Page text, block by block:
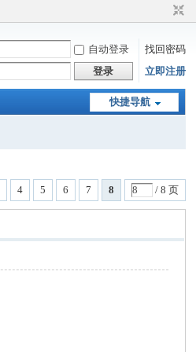
自动登录
找回密码
登录 立即注册
快捷导航
4 5 6 7 8 / 8 页